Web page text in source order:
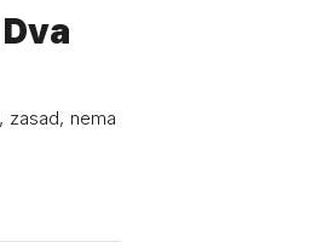
zasad, nema